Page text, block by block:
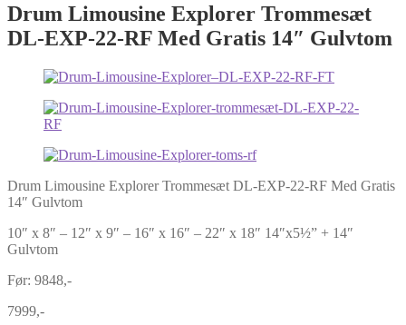
Drum Limousine Explorer Trommesæt
DL-EXP-22-RF Med Gratis 14″ Gulvtom
Drum Limousine Explorer Trommesæt DL-EXP-22-RF Med Gratis
14″ Gulvtom
10″ x 8″ – 12″ x 9″ – 16″ x 16″ – 22″ x 18″ 14″x5½” + 14″
Gulvtom
Før: 9848,-
7999,-